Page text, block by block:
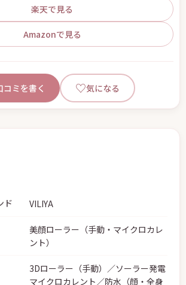
楽天で見る
Amazonで見る
ミを書く ♡気になる
ド VILIYA
美顔ローラー（手動・マイクロカレ
ント）
3Dローラー（手動）／ソーラー発電
マイクロカレント／防水（顔・全身